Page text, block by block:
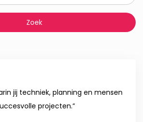
jij techniek, planning en mensen
projecten.”